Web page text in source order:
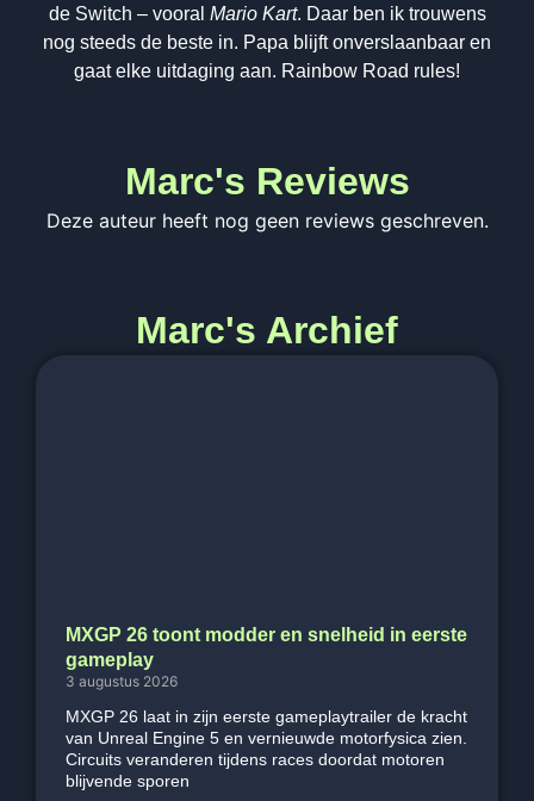
de Switch – vooral Mario Kart. Daar ben ik trouwens
nog steeds de beste in. Papa blijft onverslaanbaar en
gaat elke uitdaging aan. Rainbow Road rules!
Marc's Reviews
Deze auteur heeft nog geen reviews geschreven.
Marc's Archief
MXGP 26 toont modder en snelheid in eerste
gameplay
3 augustus 2026
MXGP 26 laat in zijn eerste gameplaytrailer de kracht
van Unreal Engine 5 en vernieuwde motorfysica zien.
Circuits veranderen tijdens races doordat motoren
blijvende sporen